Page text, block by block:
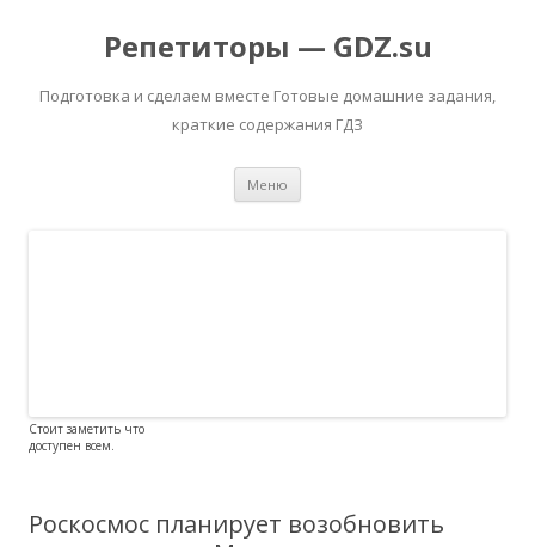
Репетиторы — GDZ.su
Подготовка и сделаем вместе Готовые домашние задания,
краткие содержания ГДЗ
Меню
Стоит заметить что
доступен всем.
Роскосмос планирует возобновить